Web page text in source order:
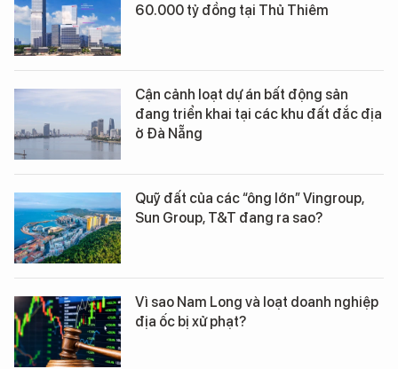
60.000 tỷ đồng tại Thủ Thiêm
Cận cảnh loạt dự án bất động sản
đang triển khai tại các khu đất đắc địa
ở Đà Nẵng
Quỹ đất của các “ông lớn” Vingroup,
Sun Group, T&T đang ra sao?
Vì sao Nam Long và loạt doanh nghiệp
địa ốc bị xử phạt?